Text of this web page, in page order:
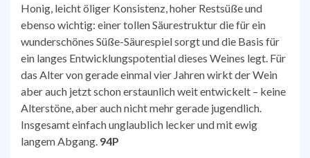
Honig, leicht öliger Konsistenz, hoher Restsüße und
ebenso wichtig: einer tollen Säurestruktur die für ein
wunderschönes Süße-Säurespiel sorgt und die Basis für
ein langes Entwicklungspotential dieses Weines legt. Für
das Alter von gerade einmal vier Jahren wirkt der Wein
aber auch jetzt schon erstaunlich weit entwickelt – keine
Alterstöne, aber auch nicht mehr gerade jugendlich.
Insgesamt einfach unglaublich lecker und mit ewig
langem Abgang. 94P